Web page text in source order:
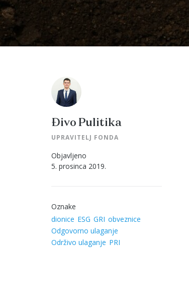
Đivo Pulitika
UPRAVITELJ FONDA
Objavljeno
5. prosinca 2019.
Oznake
dionice ESG GRI obveznice
Odgovorno ulaganje
Održivo ulaganje PRI